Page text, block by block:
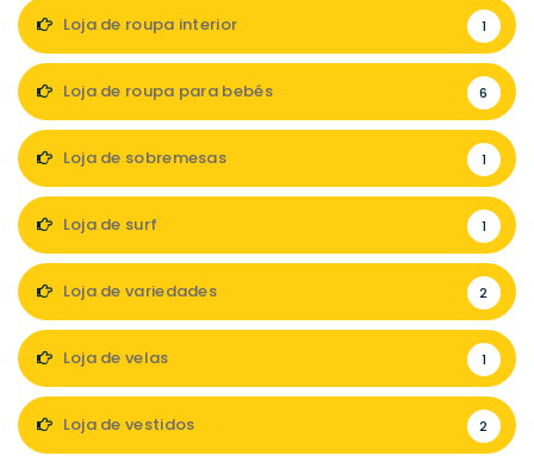
Loja de roupa interior 1
Loja de roupa para bebés 6
Loja de sobremesas 1
Loja de surf 1
Loja de variedades 2
Loja de velas 1
Loja de vestidos 2